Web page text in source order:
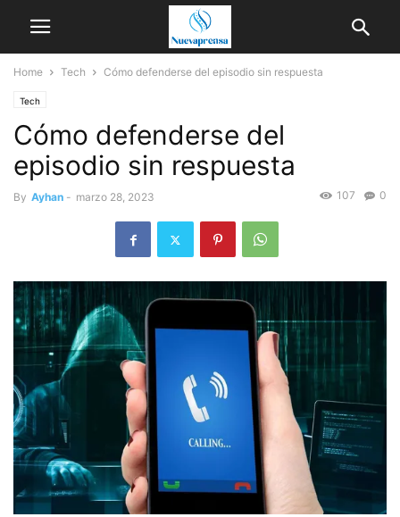
Home Tech Cómo defenderse del episodio sin respuesta
Tech
Cómo defenderse del
episodio sin respuesta
By Ayhan - marzo 28, 2023 0
107